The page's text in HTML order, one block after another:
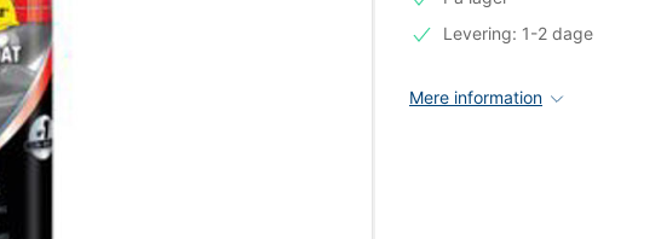
Levering: 1-2 dage
Mere information